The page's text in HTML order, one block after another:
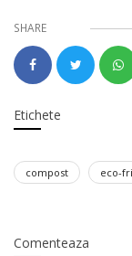
SHARE
Etichete
compost eco-
Comenteaza